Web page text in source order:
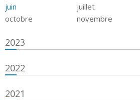
juin
juillet
octobre
novembre
2023
2022
2021